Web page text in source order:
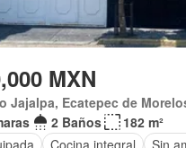
MXN
Jajalpa, Ecatepec de
2 Baños
182 m²
Cocina integral Sin